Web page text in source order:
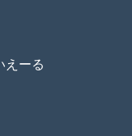
えーる